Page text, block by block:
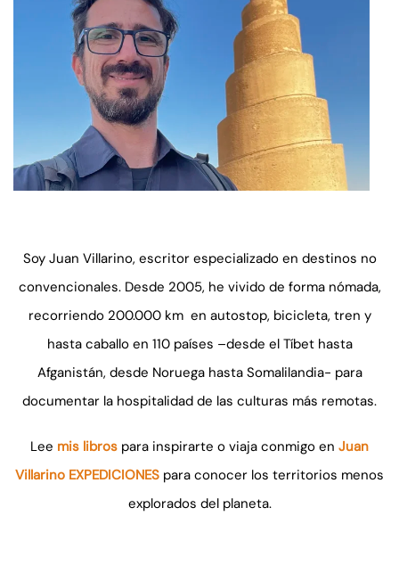
Soy Juan Villarino, escritor especializado en destinos no
convencionales. Desde 2005, he vivido de forma nómada,
recorriendo 200.000 km en autostop, bicicleta, tren y
hasta caballo en 110 países –desde el Tíbet hasta
Afganistán, desde Noruega hasta Somalilandia- para
documentar la hospitalidad de las culturas más remotas.
Lee mis libros para inspirarte o viaja conmigo en Juan
Villarino EXPEDICIONES para conocer los territorios menos
explorados del planeta.